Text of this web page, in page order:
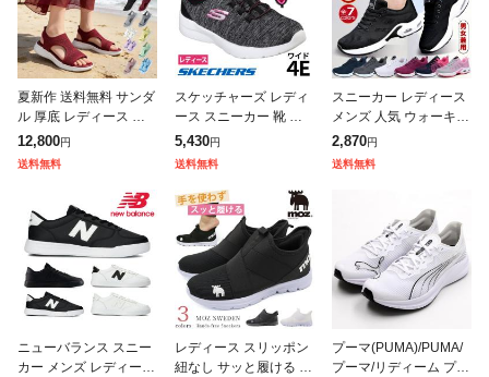
夏新作 送料無料 サンダ
ル 厚底 レディース ス
ポーツサンダル メッシ
ュ 通気性 蒸されない
12,800円
送料無料
スケッチャーズ レディ
ース スニーカー 靴 ダ
イナマイト 2.0 イン ア
フラッシュ 12965W ワ
5,430円
送料無料
スニーカー レディース
メンズ 人気 ウォーキン
グシューズ ランニング
シューズ 男女兼用 ジョ
2,870円
送料無料
ニューバランス スニー
カー メンズ レディース
レディース スリッポン
紐なし サッと履ける ス
プーマ(PUMA)/PUMA/
プーマ/リディーム プロ